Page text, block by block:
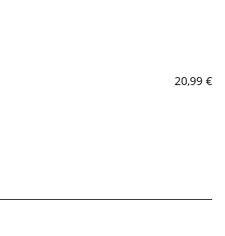
20,99 €